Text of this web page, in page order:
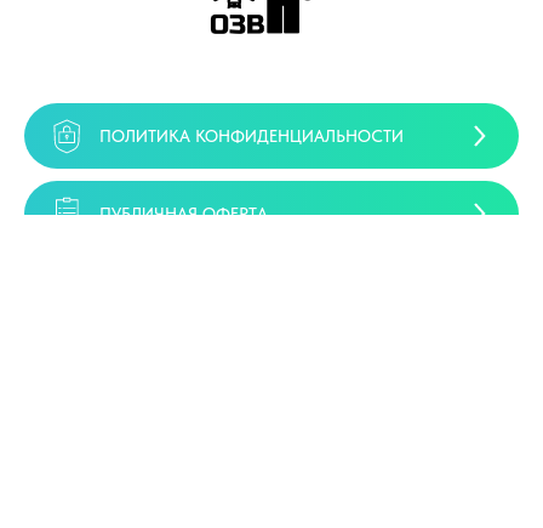
ПОЛИТИКА КОНФИДЕНЦИАЛЬНОСТИ
ПУБЛИЧНАЯ ОФЕРТА